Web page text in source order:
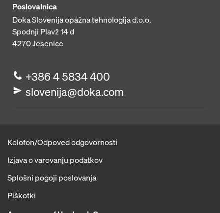
Poslovalnica
Doka Slovenija opažna tehnologija d.o.o.
Spodnji Plavž 14 d
4270Jesenice
+386 4 5834 400
slovenija@doka.com
Kolofon/Odpoved odgovornosti
Izjava o varovanju podatkov
Splošni pogoji poslovanja
Piškotki